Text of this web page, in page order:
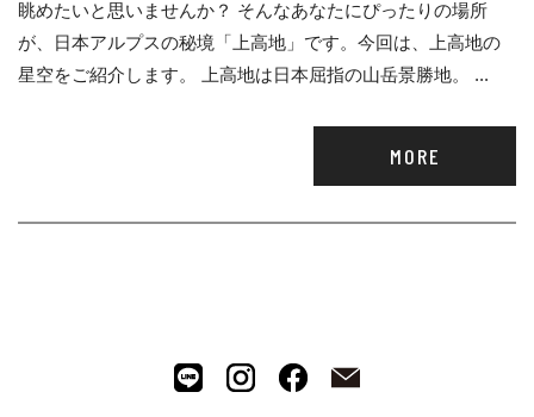
眺めたいと思いませんか？ そんなあなたにぴったりの場所
が、日本アルプスの秘境「上高地」です。今回は、上高地の
星空をご紹介します。 上高地は日本屈指の山岳景勝地。 ...
MORE